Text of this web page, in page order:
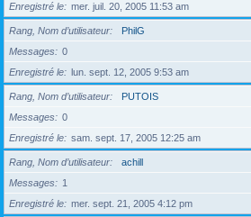
Enregistré le
mer. juil. 20, 2005 11:53 am
Rang, Nom d’utilisateur
PhilG
Messages
0
Enregistré le
lun. sept. 12, 2005 9:53 am
Rang, Nom d’utilisateur
PUTOIS
Messages
0
Enregistré le
sam. sept. 17, 2005 12:25 am
Rang, Nom d’utilisateur
achill
Messages
1
Enregistré le
mer. sept. 21, 2005 4:12 pm